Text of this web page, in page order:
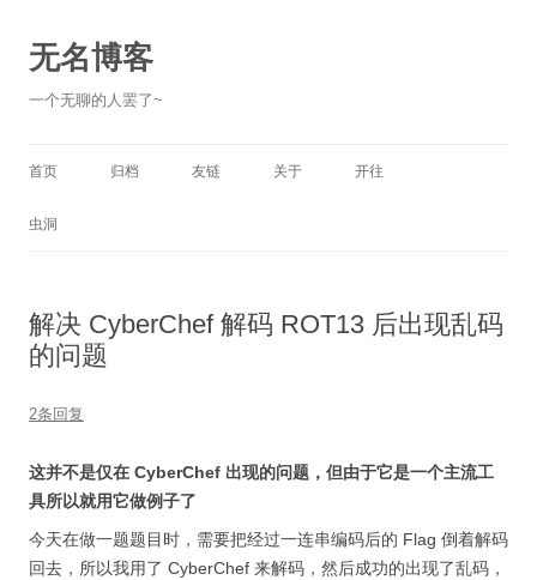
正
文
无名博客
一个无聊的人罢了~
首页 归档 友链 关于 开往
虫洞
解决 CyberChef 解码 ROT13 后出现乱码
的问题
2条回复
这并不是仅在 CyberChef 出现的问题，但由于它是一个主流工
具所以就用它做例子了
今天在做一题题目时，需要把经过一连串编码后的 Flag 倒着解码
回去，所以我用了 CyberChef 来解码，然后成功的出现了乱码，